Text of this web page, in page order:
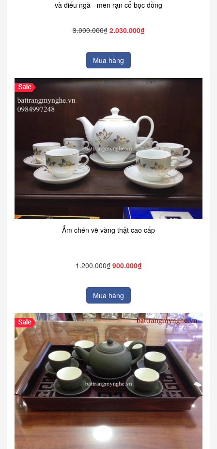
và điếu ngà - men rạn cổ bọc đồng
3.000.000₫ 2.030.000₫
Mua hàng
Ấm chén vẽ vàng thật cao cấp
1.200.000₫ 900.000₫
Mua hàng